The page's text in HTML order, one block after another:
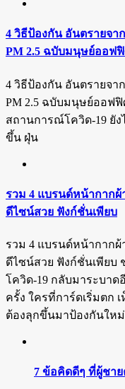
4 วิธีป้องกัน อันตรายจา
PM 2.5 ฉบับมนุษย์ออฟ
4 วิธีป้องกัน อันตรายจา
PM 2.5 ฉบับมนุษย์ออฟฟิ
สถานการณ์โควิด-19 ยัง
ขึ้น ฝุ่น
รวม 4 แบรนด์หน้ากากผ้
ดีไซน์สวย ฟังก์ชั่นเพียบ
รวม 4 แบรนด์หน้ากากผ้
ดีไซน์สวย ฟังก์ชั่นเพียบ
โควิด-19 กลับมาระบาด
ครั้ง ใครที่การ์ดเริ่มตก
ต้องลุกขึ้นมาป้องกันใหม่
7 ข้อคิดดีๆ ที่ผู้ชา